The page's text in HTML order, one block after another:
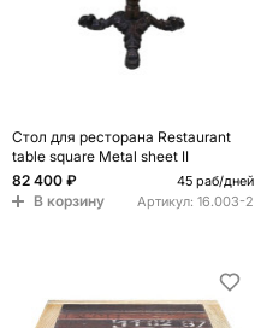
Стол для ресторана Restaurant
table square Metal sheet II
82 400 ₽
45 раб/дней
В корзину Артикул: 16.003-2